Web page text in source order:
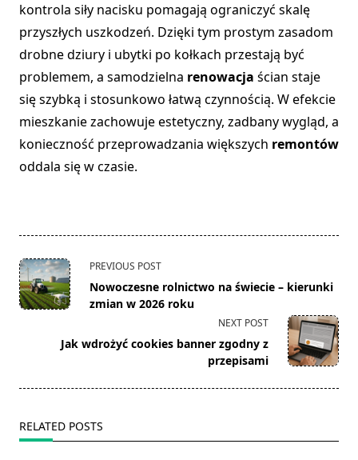
kontrola siły nacisku pomagają ograniczyć skalę
przyszłych uszkodzeń. Dzięki tym prostym zasadom
drobne dziury i ubytki po kołkach przestają być
problemem, a samodzielna renowacja ścian staje
się szybką i stosunkowo łatwą czynnością. W efekcie
mieszkanie zachowuje estetyczny, zadbany wygląd, a
konieczność przeprowadzania większych remontów
oddala się w czasie.
<span
class="nav-
subtitle
reader-
PREVIOUS POST
Nowoczesne rolnictwo na świecie – kierunki
zmian w 2026 roku
NEXT POST
Jak wdrożyć cookies banner zgodny z
przepisami
RELATED POSTS